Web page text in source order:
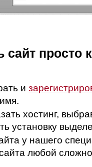
сайт просто
и
хостинг,
установку
у нашего
любой